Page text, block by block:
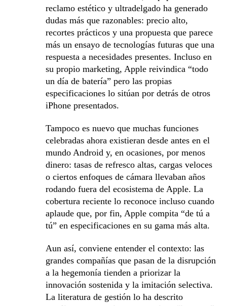
reclamo estético y ultradelgado ha generado
dudas más que razonables: precio alto,
recortes prácticos y una propuesta que parece
más un ensayo de tecnologías futuras que una
respuesta a necesidades presentes. Incluso en
su propio marketing, Apple reivindica “todo
un día de batería” pero las propias
especificaciones lo sitúan por detrás de otros
iPhone presentados.
Tampoco es nuevo que muchas funciones
celebradas ahora existieran desde antes en el
mundo Android y, en ocasiones, por menos
dinero: tasas de refresco altas, cargas veloces
o ciertos enfoques de cámara llevaban años
rodando fuera del ecosistema de Apple. La
cobertura reciente lo reconoce incluso cuando
aplaude que, por fin, Apple compita “de tú a
tú” en especificaciones en su gama más alta.
Aun así, conviene entender el contexto: las
grandes compañías que pasan de la disrupción
a la hegemonía tienden a priorizar la
innovación sostenida y la imitación selectiva.
La literatura de gestión lo ha descrito